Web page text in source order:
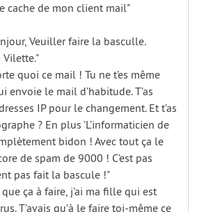
cache de mon client mail"
Veuiller faire la basculle.
Vilette."
quoi ce mail ! Tu ne t’es même
envoie le mail d’habitude. T’as
IP pour le changement. Et t’as
? En plus ’L’informaticien de
bidon ! Avec tout ça le
de spam de 9000 ! C’est pas
pas fait la bascule !"
que ça à faire, j’ai ma fille qui est
T’avais qu’à le faire toi-même ce